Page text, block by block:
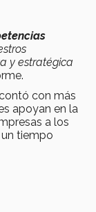
y estratégica
con más
apoyan en la
a los
tiempo